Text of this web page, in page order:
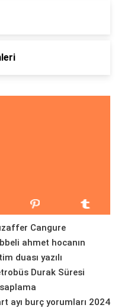
Cangure
ahmet hocanın
duası yazılı
Durak Süresi
ayı burç yorumları 2024